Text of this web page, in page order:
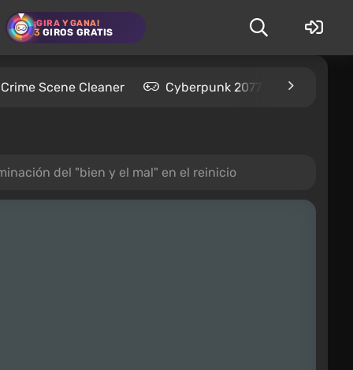
¡GIRA Y GANA!
3 GIROS GRATIS
Crime Scene Cleaner Cyberpunk 2077
del "bien y el mal" en el reinicio